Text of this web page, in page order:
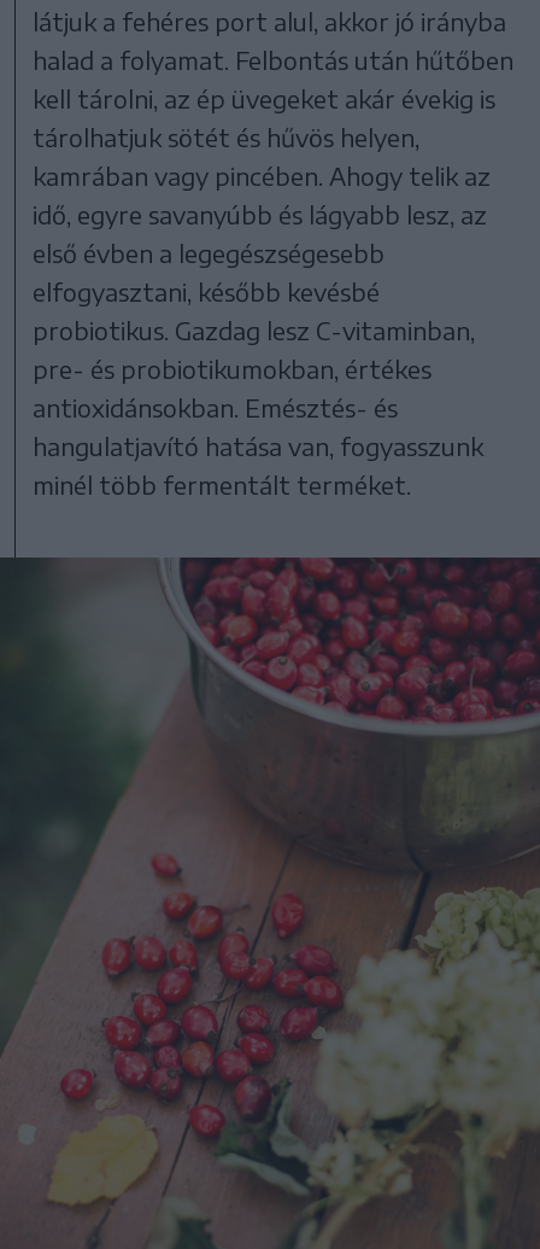
látjuk a fehéres port alul, akkor jó irányba
halad a folyamat. Felbontás után hűtőben
kell tárolni, az ép üvegeket akár évekig is
tárolhatjuk sötét és hűvös helyen,
kamrában vagy pincében. Ahogy telik az
idő, egyre savanyúbb és lágyabb lesz, az
első évben a legegészségesebb
elfogyasztani, később kevésbé
probiotikus. Gazdag lesz C-vitaminban,
pre- és probiotikumokban, értékes
antioxidánsokban. Emésztés- és
hangulatjavító hatása van, fogyasszunk
minél több fermentált terméket.